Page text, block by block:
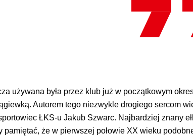
używana była przez klub już w początkowym
Autorem tego niezwykle drogiego sercom
ŁKS-u Jakub Szwarc. Najbardziej znany
że w pierwszej połowie XX wieku